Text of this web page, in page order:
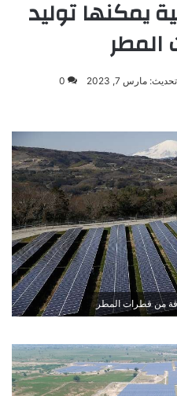
يمكنها توليد
مارس 7, 2023 0
من قطرات المطر